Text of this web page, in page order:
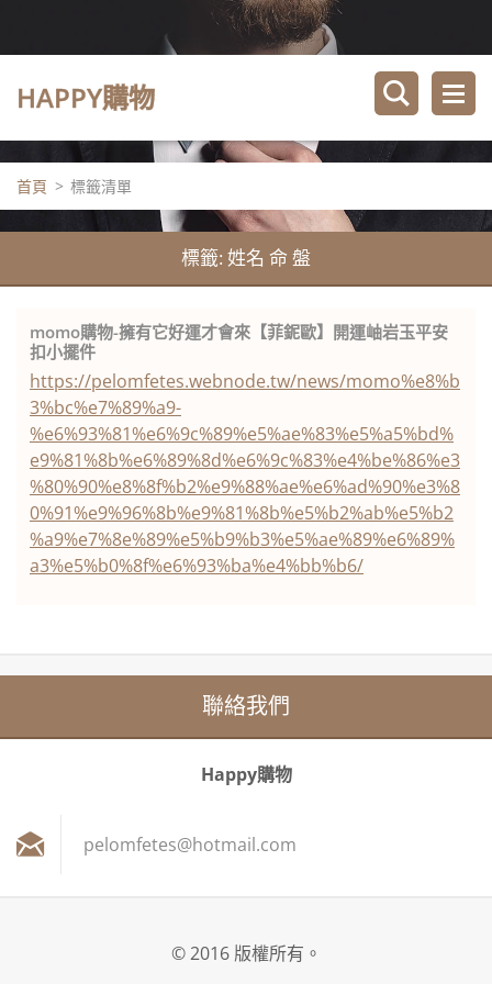
HAPPY購物
首頁 > 標籤清單
標籤: 姓名 命 盤
momo購物-擁有它好運才會來【菲鈮歐】開運岫岩玉平安
扣小擺件
https://pelomfetes.webnode.tw/news/momo%e8%b
3%bc%e7%89%a9-
%e6%93%81%e6%9c%89%e5%ae%83%e5%a5%bd%
e9%81%8b%e6%89%8d%e6%9c%83%e4%be%86%e3
%80%90%e8%8f%b2%e9%88%ae%e6%ad%90%e3%8
0%91%e9%96%8b%e9%81%8b%e5%b2%ab%e5%b2
%a9%e7%8e%89%e5%b9%b3%e5%ae%89%e6%89%
a3%e5%b0%8f%e6%93%ba%e4%bb%b6/
聯絡我們
Happy購物
pelomfetes@hotmail.com
© 2016 版權所有。